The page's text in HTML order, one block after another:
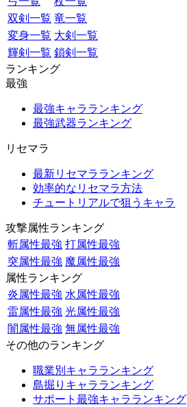
双剣一覧 竜一覧
変身一覧 大剣一覧
輝剣一覧 鎖剣一覧
ランキング
最強
最強キャラランキング
最強武器ランキング
リセマラ
最新リセマラランキング
効率的なリセマラ方法
チュートリアルで狙うキャラ
攻撃属性ランキング
斬属性最強 打属性最強
突属性最強 魔属性最強
属性ランキング
炎属性最強 水属性最強
雷属性最強 光属性最強
闇属性最強 無属性最強
その他のランキング
職業別キャラランキング
島掘りキャラランキング
サポート最強キャラランキング